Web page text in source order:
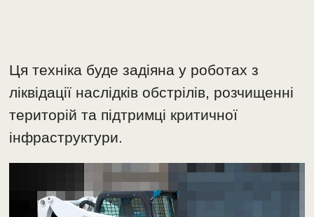
Ця техніка буде задіяна у роботах з
ліквідації наслідків обстрілів, розчищенні
територій та підтримці критичної
інфраструктури.